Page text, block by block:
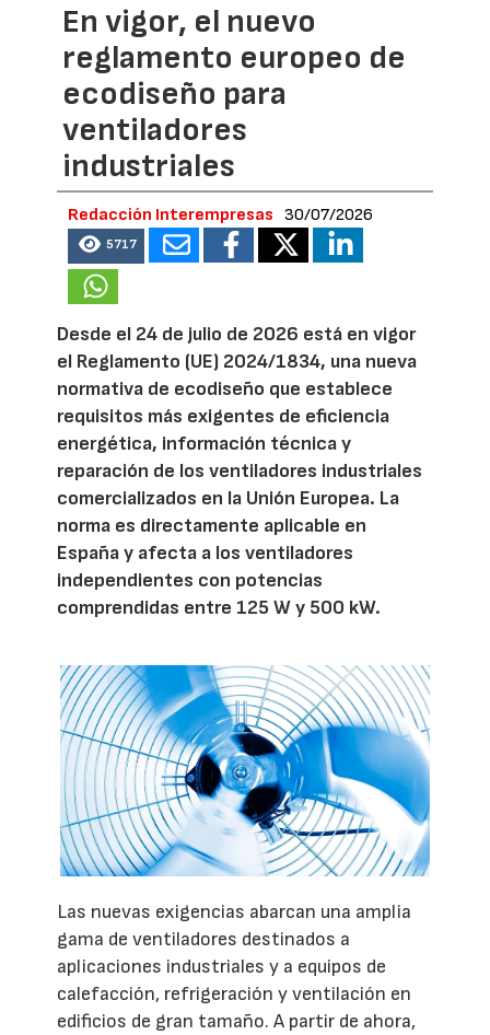
En vigor, el nuevo
reglamento europeo de
ecodiseño para
ventiladores
industriales
Redacción Interempresas 30/07/2026
5717
Desde el 24 de julio de 2026 está en vigor
el Reglamento (UE) 2024/1834, una nueva
normativa de ecodiseño que establece
requisitos más exigentes de eficiencia
energética, información técnica y
reparación de los ventiladores industriales
comercializados en la Unión Europea. La
norma es directamente aplicable en
España y afecta a los ventiladores
independientes con potencias
comprendidas entre 125 W y 500 kW.
Las nuevas exigencias abarcan una amplia
gama de ventiladores destinados a
aplicaciones industriales y a equipos de
calefacción, refrigeración y ventilación en
edificios de gran tamaño. A partir de ahora,